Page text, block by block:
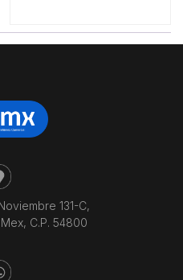
131-C,
C.P. 54800